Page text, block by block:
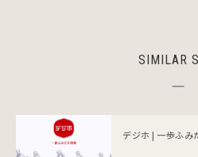
SIMILAR
デジホ | 一歩ふみ